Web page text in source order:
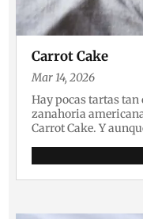
Carrot Cake
Mar 14, 2026
Hay pocas tartas tan
zanahoria
Carrot Cake. Y